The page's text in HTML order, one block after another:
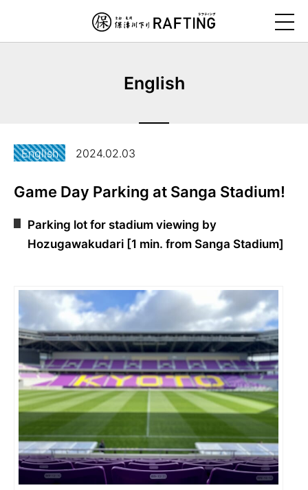
ビ
ゲ
シ
ン
ッ
す
る
English
English 2024.02.03
Game Day Parking at Sanga Stadium!
Parking lot for stadium viewing by
Hozugawakudari [1 min. from Sanga Stadium]